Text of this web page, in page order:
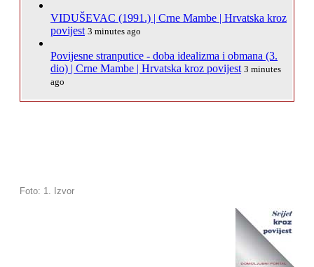
VIDUŠEVAC (1991.) | Crne Mambe | Hrvatska kroz
povijest 3 minutes ago
Povijesne stranputice - doba idealizma i obmana (3.
dio) | Crne Mambe | Hrvatska kroz povijest 3 minutes
ago
Foto: 1. Izvor